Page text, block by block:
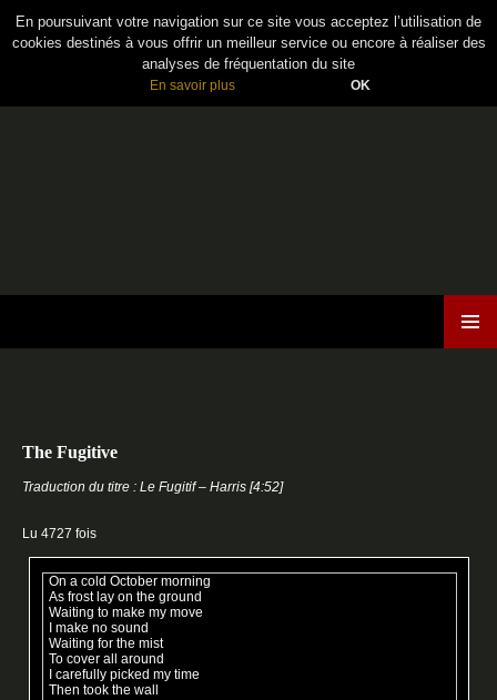
En poursuivant votre navigation sur ce site vous acceptez l’utilisation de
cookies destinés à vous offrir un meilleur service ou encore à réaliser des
analyses de fréquentation du site
En savoir plus OK
The Fugitive
Traduction du titre : Le Fugitif – Harris [4:52]
Lu 4727 fois
On a cold October morning
As frost lay on the ground
Waiting to make my move
I make no sound
Waiting for the mist
To cover all around
I carefully picked my time
Then took the wall